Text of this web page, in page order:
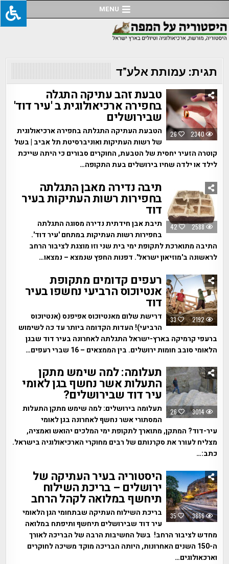
to
content
MENU
תגית: עמותת אלע"ד
26 2340
טבעת זהב עתיקה התגלה
בחפירה ארכיאולוגית ב 'עיר דוד'
שבירושלים
הטבעת העתיקה התגלתה בחפירה ארכיאולוגית
של רשות העתיקות ואוניברסיטת תל אביב | בשל
קוטרה הזעיר יחסית של הטבעת, החוקרים סבורים כי היתה שייכת
לילד או ילדה שחיו בירושלים בעת התקופה…
42 2588
תיבה נדירה מאבן התגלתה
בחפירות רשות העתיקות בעיר
דוד
תיבת אבן חידתית נדירה מסוגה התגלתה
בחפירות רשות העתיקות במתחם 'עיר דוד'.
התיבה מתוארכת לתקופת ימי בית שני וזו מוצגת לציבור הרחב
לראשונה ב'מוזיאון ישראל'. דפנות החפץ שנמצא – נמצאו…
33 2192
רעפים קדומים מתקופת
אנטיוכוס הרביעי נחשפו בעיר
דוד
דרישת שלום מאנטיוכוס אפיפנס (אנטיוכוס
הרביעי)! העדות הקדומה ביותר עד כה לשימוש
ברעפי קרמיקה בארץ-ישראל התגלתה לאחרונה בעיר דוד שבגן
הלאומי סובב חומות ירושלים. בין הממצאים – 16 שברי רעפים…
26 3014
תעלומה: למה שימש מתקן
התעלות אשר נחשף בגן לאומי
עיר דוד שבירושלים?
תעלומה בירושלים: למה שימש מתקן התעלות
המסתורי אשר נחשף לאחרונה בגן לאומי
עיר-דוד? המתקן, מתוארך לתקופת ימי המלכים יהואש ואמציה,
מצליח לעורר את סקרנותם של רבים מחוקרי הארכיאולוגיה בישראל.
כתב:…
35 3866
היסטוריה בעיר העתיקה של
ירושלים – בריכת השילוח
תיחשף במלואה לקהל הרחב
בריכת השילוח העתיקה שבתחומי הגן הלאומי
עיר דוד שבירושלים תיחשף ותיפתח במלואה
מחדש לציבור הרחב! בשל החשיבות הרבה של הבריכה לאורך
ה-150 השנים האחרונות, היותה הבריכה מוקד משיכה לחוקרים
וארכאולוגים…